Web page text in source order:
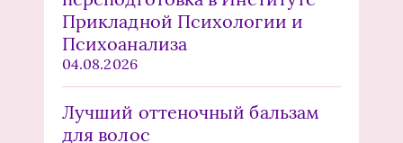
Прикладной Психологии и
Психоанализа
04.08.2026
Лучший оттеночный бальзам
для волос